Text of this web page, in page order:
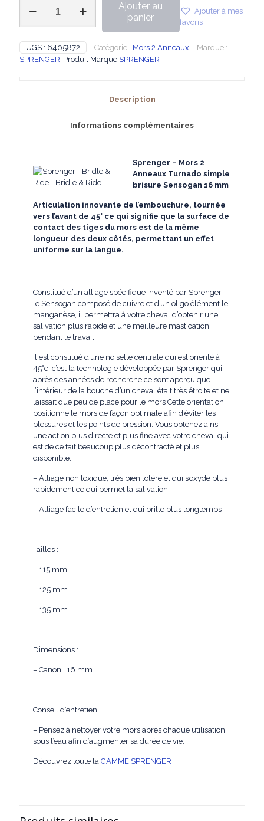
Mors
2
Sensogan
Ajouter au
panier
Ajouter à mes
favoris
UGS : 6405872 Catégorie : Mors 2 Anneaux
Marque :
SPRENGER Produit Marque SPRENGER
Description
Informations complémentaires
Sprenger – Mors 2
Anneaux Turnado simple
brisure Sensogan 16 mm
Articulation innovante de l’embouchure, tournée
vers l’avant de 45° ce qui signifie que la surface de
contact des tiges du mors est de la même
longueur des deux côtés, permettant un effet
uniforme sur la langue.
Constitué d’un alliage spécifique inventé par Sprenger,
le Sensogan composé de cuivre et d’un oligo élément le
manganèse, il permettra à votre cheval d’obtenir une
salivation plus rapide et une meilleure mastication
pendant le travail.
Il est constitué d’une noisette centrale qui est orienté à
45°c, c’est la technologie développée par Sprenger qui
après des années de recherche ce sont aperçu que
l’intérieur de la bouche d’un cheval était très étroite et ne
laissait que peu de place pour le mors Cette orientation
positionne le mors de façon optimale afin d’éviter les
blessures et les points de pression. Vous obtenez ainsi
une action plus directe et plus fine avec votre cheval qui
est de ce fait beaucoup plus décontracté et plus
disponible.
– Alliage non toxique, très bien toléré et qui s’oxyde plus
rapidement ce qui permet la salivation
– Alliage facile d’entretien et qui brille plus longtemps
Tailles :
– 115 mm
– 125 mm
– 135 mm
Dimensions :
– Canon : 16 mm
Conseil d’entretien :
– Pensez à nettoyer votre mors après chaque utilisation
sous l’eau afin d’augmenter sa durée de vie.
Découvrez toute laGAMME SPRENGER !